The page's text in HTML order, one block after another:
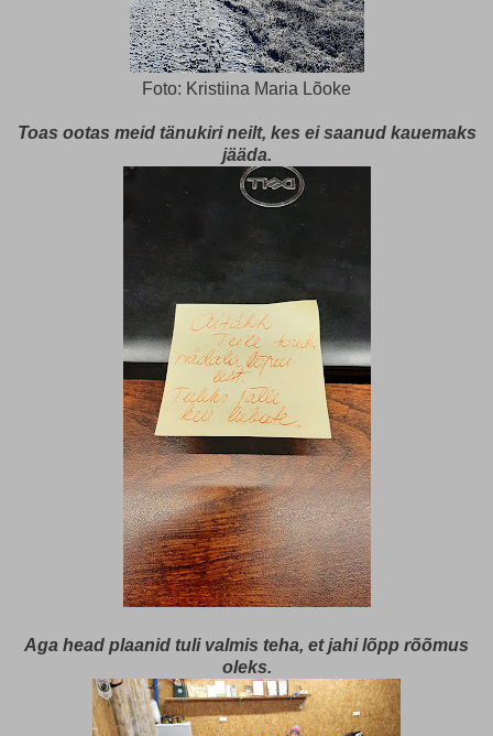
Foto: Kristiina Maria Lõoke
Toas ootas meid tänukiri neilt, kes ei saanud kauemaks
jääda.
Aga head plaanid tuli valmis teha, et jahi lõpp rõõmus
oleks.